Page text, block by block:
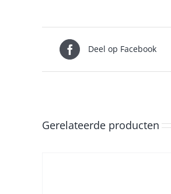
Deel op Facebook
Gerelateerde producten